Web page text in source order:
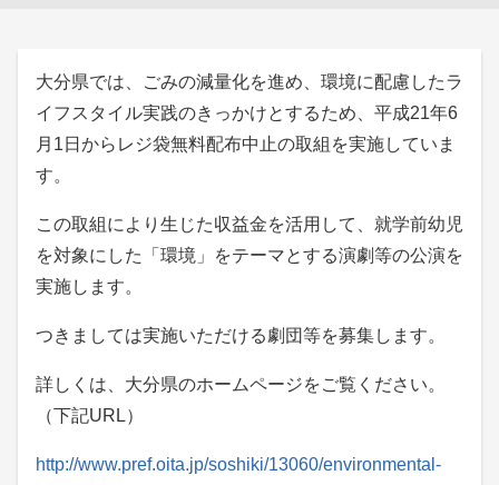
大分県では、ごみの減量化を進め、環境に配慮したラ
イフスタイル実践のきっかけとするため、平成21年6
月1日からレジ袋無料配布中止の取組を実施していま
す。
この取組により生じた収益金を活用して、就学前幼児
を対象にした「環境」をテーマとする演劇等の公演を
実施します。
つきましては実施いただける劇団等を募集します。
詳しくは、大分県のホームページをご覧ください。
（下記URL）
http://www.pref.oita.jp/soshiki/13060/environmental-